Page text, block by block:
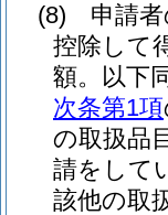
(8)
申請
控除して
額。以下
次条第1項
の取扱品
請をして
該他の取